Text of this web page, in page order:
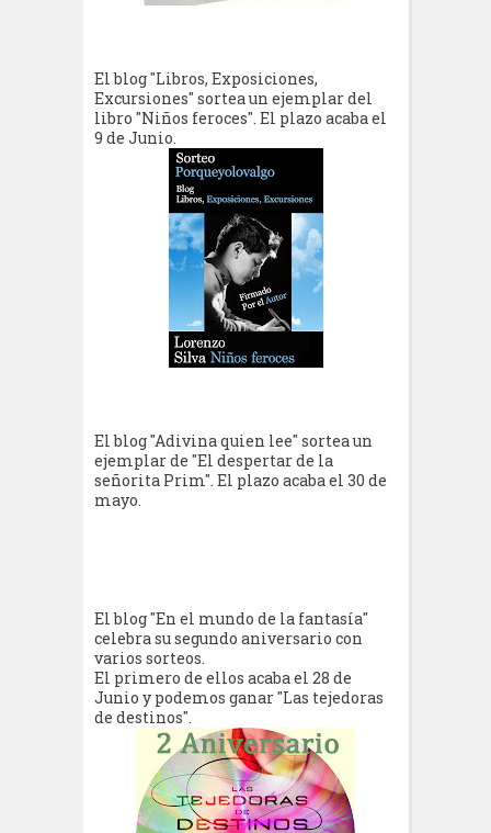
El blog "Libros, Exposiciones,
Excursiones" sortea un ejemplar del
libro "Niños feroces". El plazo acaba el
9 de Junio.
El blog "Adivina quien lee" sortea un
ejemplar de "El despertar de la
señorita Prim". El plazo acaba el 30 de
mayo.
El blog "En el mundo de la fantasía"
celebra su segundo aniversario con
varios sorteos.
El primero de ellos acaba el 28 de
Junio y podemos ganar "Las tejedoras
de destinos".